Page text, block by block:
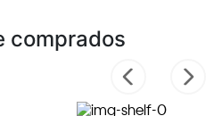
comprados